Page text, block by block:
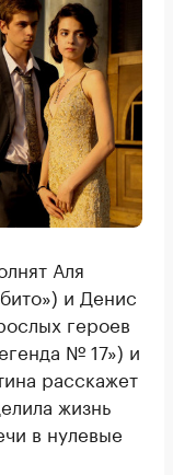
Аля
и Денис
героев
№ 17») и
расскажет
жизнь
в нулевые